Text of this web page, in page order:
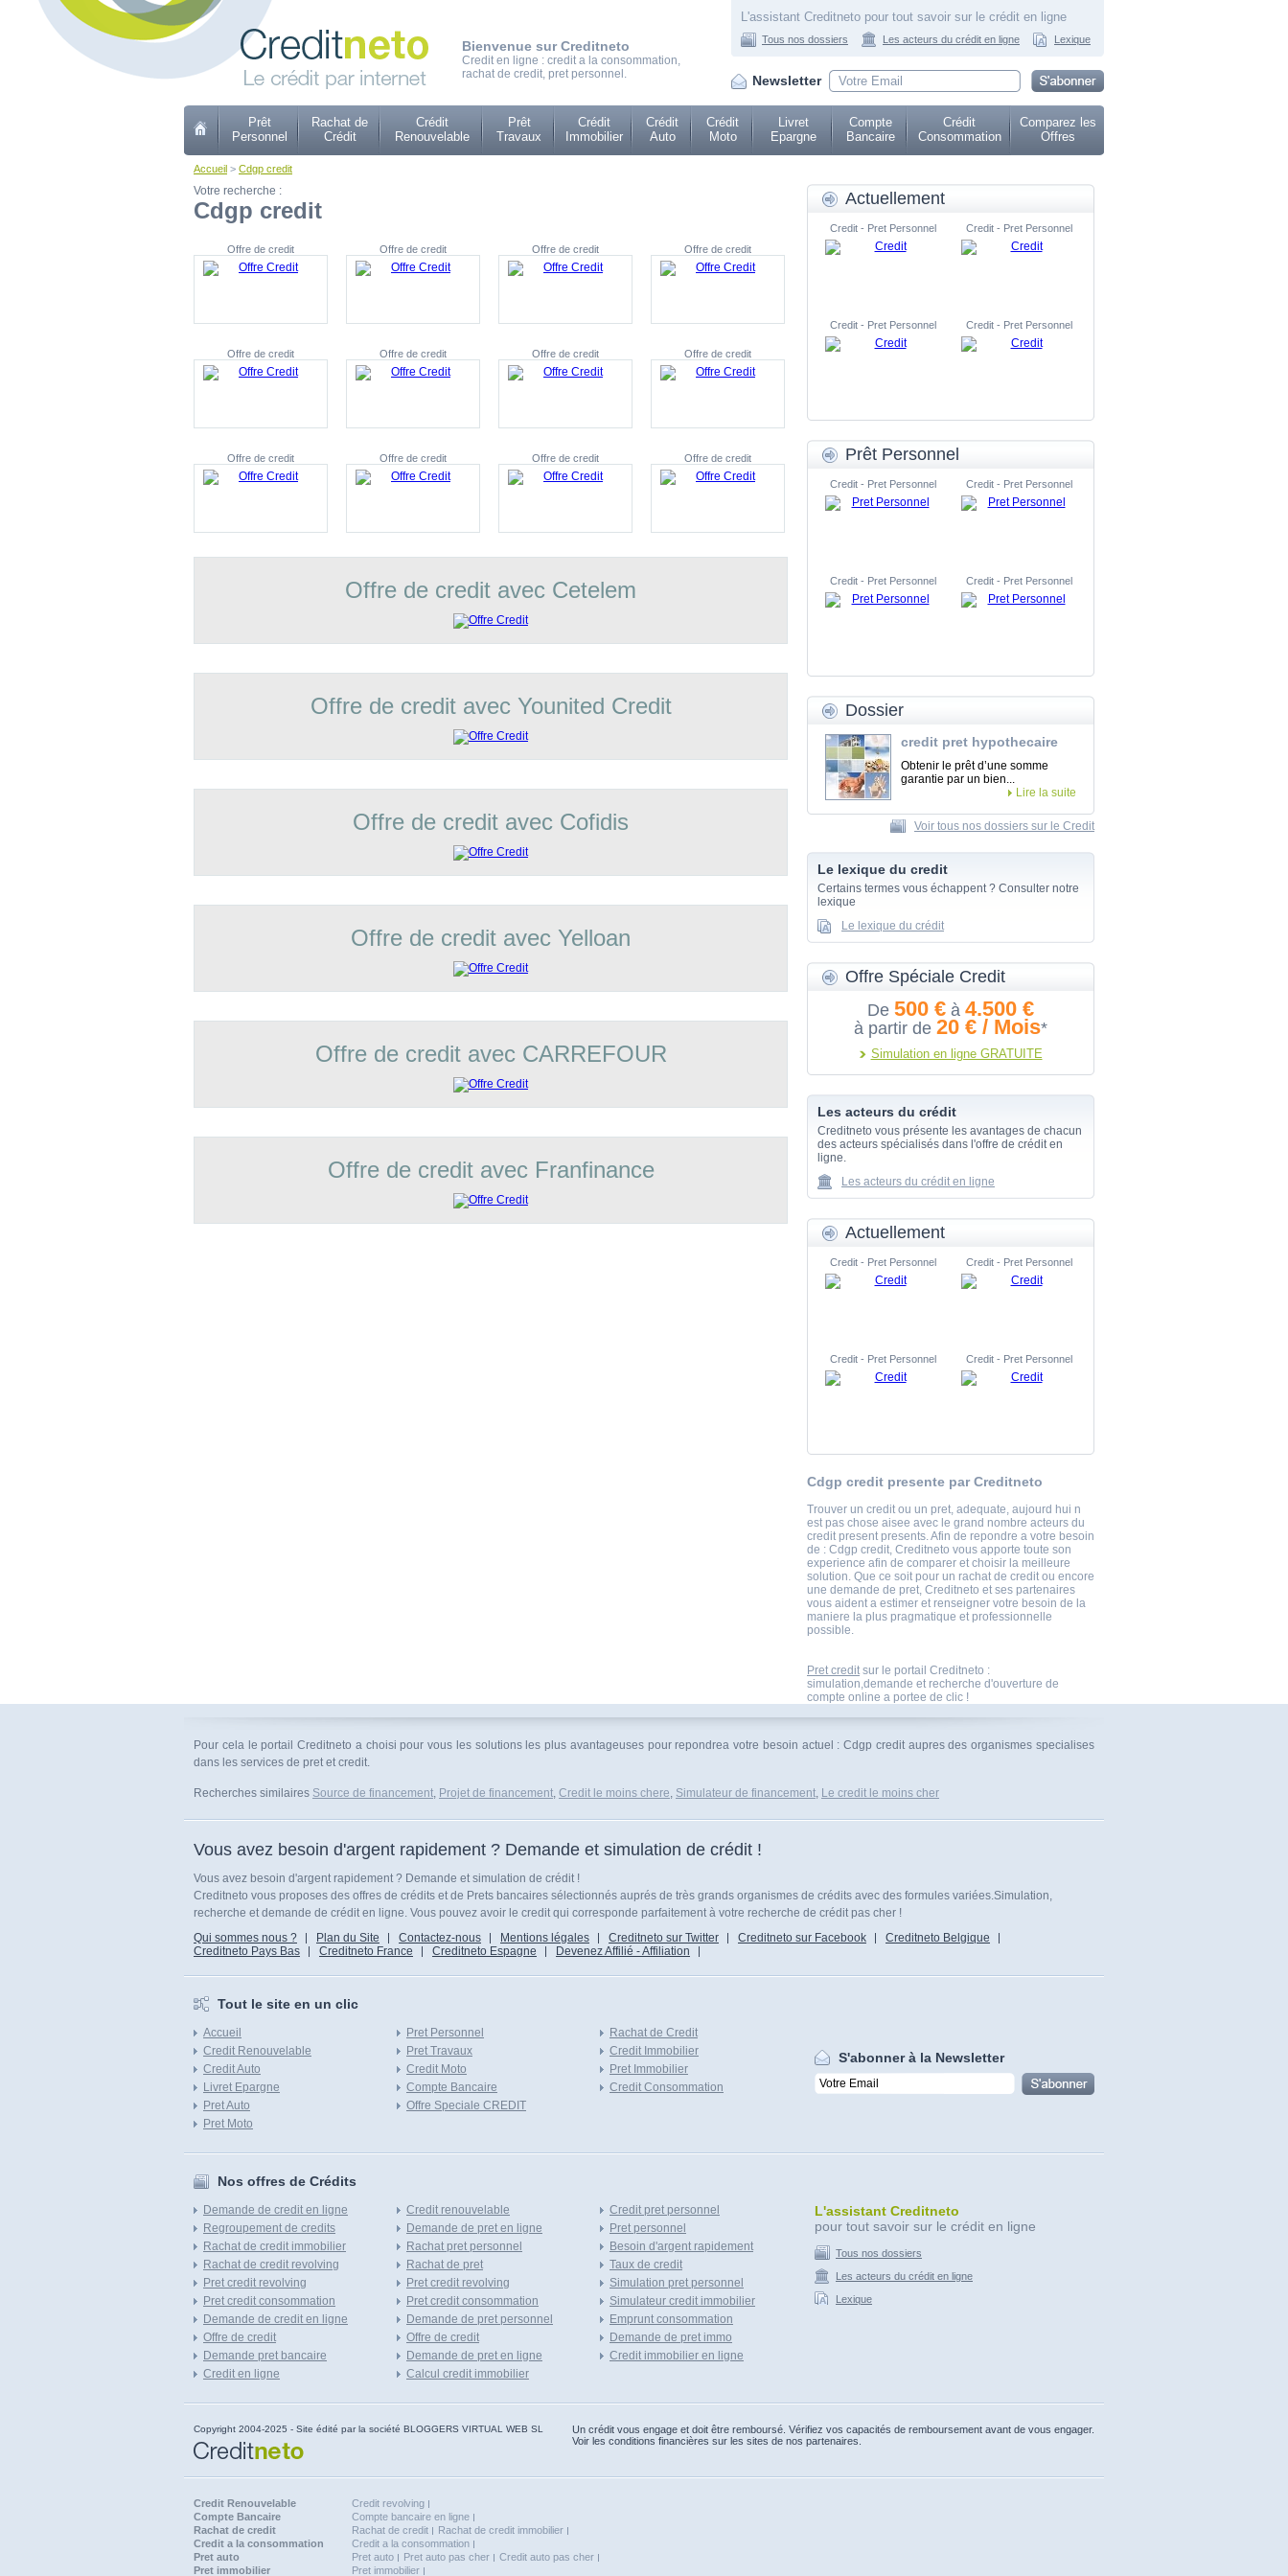
Bienvenue sur Creditneto
Credit en ligne : credit a la consommation,
rachat de credit, pret personnel.
L'assistant Creditneto pour tout savoir sur le crédit en ligne
Tous nos dossiers Les acteurs du crédit en ligne Lexique
Newsletter
Prêt
Personnel
Rachat de
Crédit
Crédit
Renouvelable
Prêt
Travaux
Crédit
Immobilier
Crédit
Auto
Crédit
Moto
Livret
Epargne
Compte
Bancaire
Crédit
Consommation
Comparez les
Offres
Accueil > Cdgp credit
Votre recherche :
Cdgp credit
Offre de credit Offre de credit Offre de credit Offre de credit
Offre de credit Offre de credit Offre de credit Offre de credit
Offre de credit Offre de credit Offre de credit Offre de credit
Offre de credit avec Cetelem
Offre de credit avec Younited Credit
Offre de credit avec Cofidis
Offre de credit avec Yelloan
Offre de credit avec CARREFOUR
Offre de credit avec Franfinance
Actuellement
Credit - Pret Personnel Credit - Pret Personnel
Credit - Pret Personnel Credit - Pret Personnel
Prêt Personnel
Credit - Pret Personnel Credit - Pret Personnel
Credit - Pret Personnel Credit - Pret Personnel
Dossier
credit pret hypothecaire
Obtenir le prêt d’une somme
garantie par un bien...
Lire la suite
Voir tous nos dossiers sur le Credit
Le lexique du credit
Certains termes vous échappent ? Consulter notre
lexique
Le lexique du crédit
Offre Spéciale Credit
De 500 € à 4.500 €
à partir de 20 € / Mois*
Simulation en ligne GRATUITE
Les acteurs du crédit
Creditneto vous présente les avantages de chacun
des acteurs spécialisés dans l'offre de crédit en
ligne.
Les acteurs du crédit en ligne
Actuellement
Credit - Pret Personnel Credit - Pret Personnel
Credit - Pret Personnel Credit - Pret Personnel
Cdgp credit presente par Creditneto
Trouver un credit ou un pret, adequate, aujourd hui n
est pas chose aisee avec le grand nombre acteurs du
credit present presents. Afin de repondre a votre besoin
de : Cdgp credit, Creditneto vous apporte toute son
experience afin de comparer et choisir la meilleure
solution. Que ce soit pour un rachat de credit ou encore
une demande de pret, Creditneto et ses partenaires
vous aident a estimer et renseigner votre besoin de la
maniere la plus pragmatique et professionnelle
possible.
Pret creditsur le portail Creditneto :
simulation,demande et recherche d'ouverture de
compte online a portee de clic !
Pour cela le portail Creditneto a choisi pour vous les solutions les plus avantageuses pour repondrea votre besoin actuel : Cdgp credit aupres des organismes specialises
dans les services de pret et credit.
Recherches similaires Source de financement, Projet de financement, Credit le moins chere, Simulateur de financement, Le credit le moins cher
Vous avez besoin d'argent rapidement ? Demande et simulation de crédit !
Vous avez besoin d'argent rapidement ? Demande et simulation de crédit !
Creditneto vous proposes des offres de crédits et de Prets bancaires sélectionnés auprés de très grands organismes de crédits avec des formules variées.Simulation,
recherche et demande de crédit en ligne. Vous pouvez avoir le credit qui corresponde parfaitement à votre recherche de crédit pas cher !
Qui sommes nous ?
Plan du Site Contactez-nous Mentions légales Creditneto sur Twitter Creditneto sur Facebook
Creditneto Belgique
Creditneto Pays Bas
Creditneto France Creditneto Espagne Devenez Affilié - Affiliation
Tout le site en un clic
Accueil
Credit Renouvelable
Credit Auto
Livret Epargne
Pret Auto
Pret Moto
Pret Personnel
Pret Travaux
Credit Moto
Compte Bancaire
Offre Speciale CREDIT
Rachat de Credit
Credit Immobilier
Pret Immobilier
Credit Consommation
S'abonner à la Newsletter
Nos offres de Crédits
Demande de credit en ligne
Regroupement de credits
Rachat de credit immobilier
Rachat de credit revolving
Pret credit revolving
Pret credit consommation
Demande de credit en ligne
Offre de credit
Demande pret bancaire
Credit en ligne
Credit renouvelable
Demande de pret en ligne
Rachat pret personnel
Rachat de pret
Pret credit revolving
Pret credit consommation
Demande de pret personnel
Offre de credit
Demande de pret en ligne
Calcul credit immobilier
Credit pret personnel
Pret personnel
Besoin d'argent rapidement
Taux de credit
Simulation pret personnel
Simulateur credit immobilier
Emprunt consommation
Demande de pret immo
Credit immobilier en ligne
L'assistant Creditneto
pour tout savoir sur le crédit en ligne
Tous nos dossiers
Les acteurs du crédit en ligne
Lexique
Copyright 2004-2025 - Site édité par la société BLOGGERS VIRTUAL WEB SL
Un crédit vous engage et doit être remboursé. Vérifiez vos capacités de remboursement avant de vous engager.
Voir les conditions financières sur les sites de nos partenaires.
Credit Renouvelable
Credit revolving
Compte Bancaire
Compte bancaire en ligne
Rachat de credit
Rachat de credit
Rachat de credit immobilier
Credit a la consommation
Credit a la consommation
Pret auto
Pret auto Pret auto pas cher
Credit auto pas cher
Pret immobilier
Pret immobilier